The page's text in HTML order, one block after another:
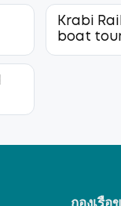
Krabi
boat